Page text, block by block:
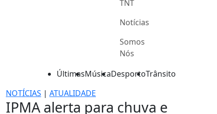
TNT
Notícias
Somos
Nós
ÚltimasMúsicaDesportoTrânsito
NOTÍCIAS | ATUALIDADE
IPMA alerta para chuva e